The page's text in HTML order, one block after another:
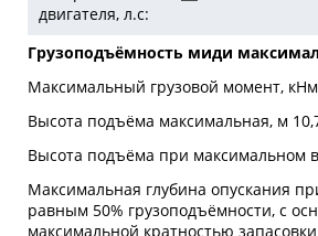
двигателя, л.с:
Грузоподъёмность миди
Максимальный грузовой момент, кНм
Высота подъёма максимальная, м
Высота подъёма при максимальном
Максимальная глубина опускания
равным 50% грузоподъёмности, с
максимальной кратностью